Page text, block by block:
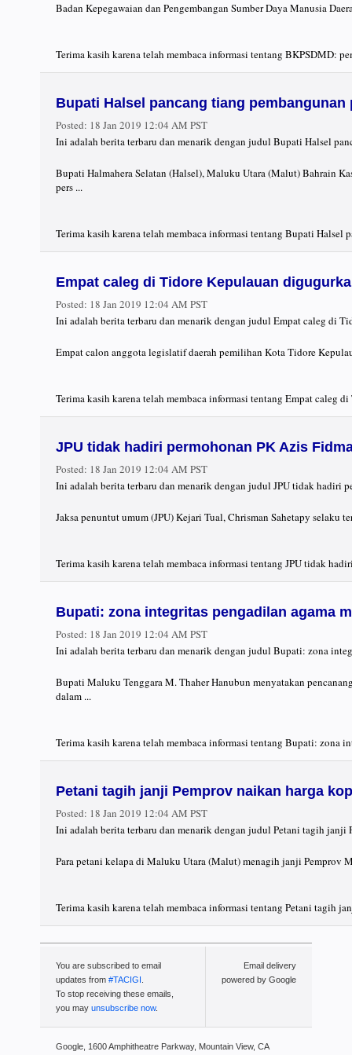
Badan Kepegawaian dan Pengembangan Sumber Daya Manusia
Terima kasih karena telah membaca informasi tentang BKPSDMD:
Bupati Halsel pancang tiang pembangunan
Posted: 18 Jan 2019 12:04 AM PST
Ini adalah berita terbaru dan menarik dengan judul Bupati Halsel
Bupati Halmahera Selatan (Halsel), Maluku Utara (Malut) Bahrain
pers ...
Terima kasih karena telah membaca informasi tentang Bupati Halsel
Empat caleg di Tidore Kepulauan
Posted: 18 Jan 2019 12:04 AM PST
Ini adalah berita terbaru dan menarik dengan judul Empat caleg di
Empat calon anggota legislatif daerah pemilihan Kota Tidore
Terima kasih karena telah membaca informasi tentang Empat caleg
JPU tidak hadiri permohonan PK Azis
Posted: 18 Jan 2019 12:04 AM PST
Ini adalah berita terbaru dan menarik dengan judul JPU tidak hadiri
Jaksa penuntut umum (JPU) Kejari Tual, Chrisman Sahetapy
Terima kasih karena telah membaca informasi tentang JPU tidak
Bupati: zona integritas pengadilan agama
Posted: 18 Jan 2019 12:04 AM PST
Ini adalah berita terbaru dan menarik dengan judul Bupati: zona
Bupati Maluku Tenggara M. Thaher Hanubun menyatakan
dalam ...
Terima kasih karena telah membaca informasi tentang Bupati: zona
Petani tagih janji Pemprov naikan harga
Posted: 18 Jan 2019 12:04 AM PST
Ini adalah berita terbaru dan menarik dengan judul Petani tagih
Para petani kelapa di Maluku Utara (Malut) menagih janji Pemprov
Terima kasih karena telah membaca informasi tentang Petani tagih
You are subscribed to email
updates from #TACIGI
To stop receiving these emails,
you may unsubscribe now.
Email delivery
powered by Google
Google, 1600 Amphitheatre Parkway, Mountain View, CA